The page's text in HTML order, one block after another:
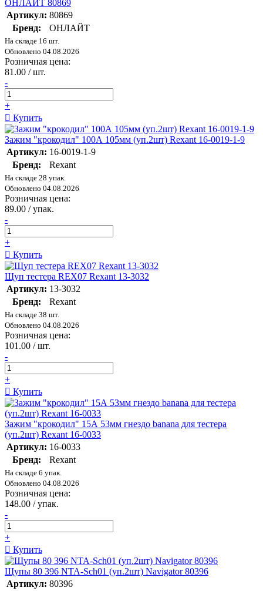
ОНЛАЙТ 80869
Артикул: 80869
Бренд:
ОНЛАЙТ
На складе 16 шт.
Обновлено 04.08.2026
Розничная цена:
81.00 / шт.
-
+
Купить
Зажим "крокодил" 100А 105мм (уп.2шт) Rexant 16-0019-1-9
Артикул: 16-0019-1-9
Бренд:
Rexant
На складе 28 упак.
Обновлено 04.08.2026
Розничная цена:
89.00 / упак.
-
+
Купить
Щуп тестера REX07 Rexant 13-3032
Артикул: 13-3032
Бренд:
Rexant
На складе 38 шт.
Обновлено 04.08.2026
Розничная цена:
101.00 / шт.
-
+
Купить
Зажим "крокодил" 15А 53мм гнездо banana для тестера
(уп.2шт) Rexant 16-0033
Артикул: 16-0033
Бренд:
Rexant
На складе 6 упак.
Обновлено 04.08.2026
Розничная цена:
148.00 / упак.
-
+
Купить
Щупы 80 396 NTA-Sch01 (уп.2шт) Navigator 80396
Артикул: 80396